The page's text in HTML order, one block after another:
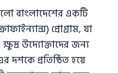
বাংলাদেশের একটি
প্রোগ্রাম, যা
উদ্যোক্তাদের জন্য
দশকে প্রতিষ্ঠিত হয়ে